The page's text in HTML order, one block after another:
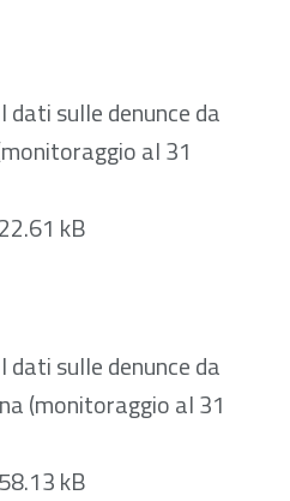
222.61 kB
dati sulle denunce da
al 31
kB
358.13 kB
dati sulle denunce da
(monitoraggio al 31
kB